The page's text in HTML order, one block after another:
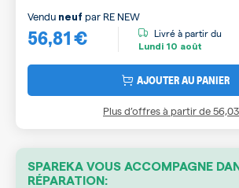
56,81 €
Vendu neuf par RE NEW
Livré à partir du
Lundi 10 août
AJOUTER AU PANIER
Plus d’offres à partir de
SPAREKA VOUS ACCOMPAGNE
RÉPARATION: